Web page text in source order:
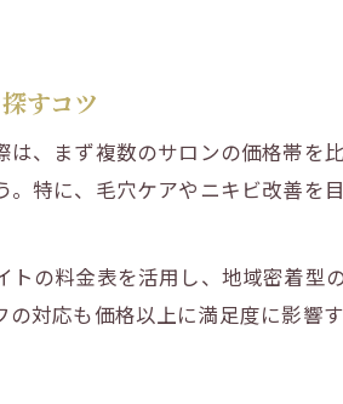
すコツ
、まず複数のサロンの価格帯
特に、毛穴ケアやニキビ改善
の料金表を活用し、地域密着
対応も価格以上に満足度に影